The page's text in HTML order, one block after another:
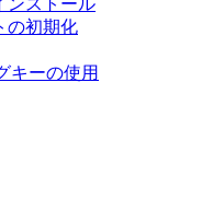
ンストール
の初期化
キーの使用